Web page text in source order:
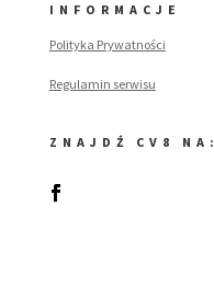
INFORMACJE
Polityka Prywatności
Regulamin serwisu
ZNAJDŹ CV8 NA: